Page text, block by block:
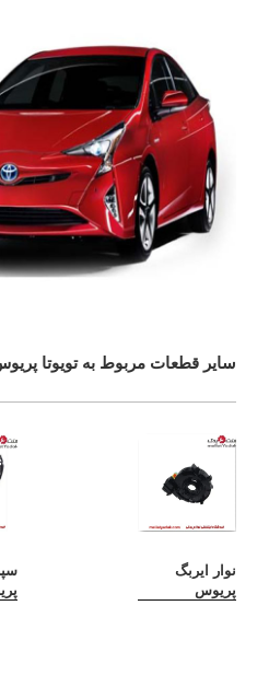
سایر قطعات مربوط به تویوتا
نوار ایربگ
پریوس